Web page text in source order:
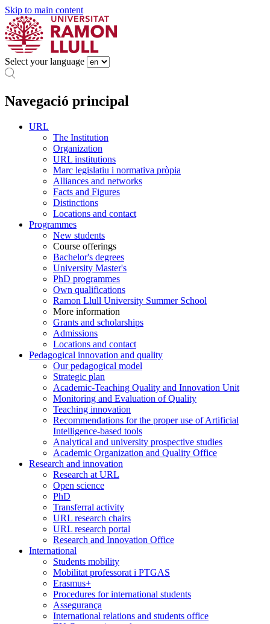
Skip to main content
Select your language
Navegació principal
URL
The Institution
Organization
URL institutions
Marc legislatiu i normativa pròpia
Alliances and networks
Facts and Figures
Distinctions
Locations and contact
Programmes
New students
Course offerings
Bachelor's degrees
University Master's
PhD programmes
Own qualifications
Ramon Llull University Summer School
More information
Grants and scholarships
Admissions
Locations and contact
Pedagogical innovation and quality
Our pedagogical model
Strategic plan
Academic-Teaching Quality and Innovation Unit
Monitoring and Evaluation of Quality
Teaching innovation
Recommendations for the proper use of Artificial
Intelligence-based tools
Analytical and university prospective studies
Academic Organization and Quality Office
Research and innovation
Research at URL
Open science
PhD
Transferral activity
URL research chairs
URL research portal
Research and Innovation Office
International
Students mobility
Mobilitat professorat i PTGAS
Erasmus+
Procedures for international students
Assegurança
International relations and students office